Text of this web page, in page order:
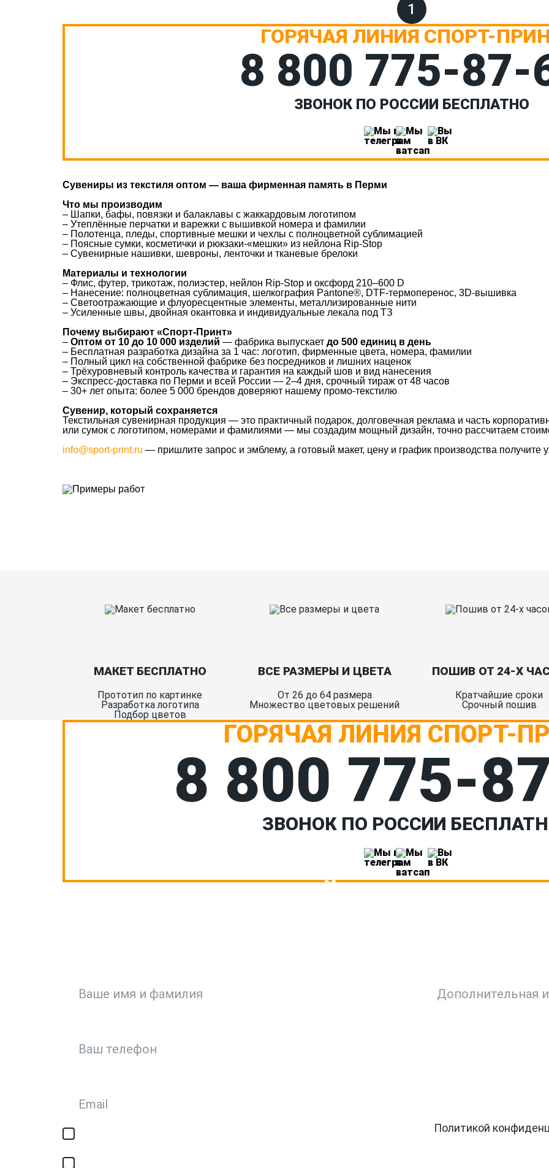
1
ГОРЯЧАЯ ЛИНИЯ СПОРТ-
8 800 775‑87-
ЗВОНОК ПО РОССИИ БЕСПЛАТНО
Сувениры из текстиля оптом — ваша фирменная память в Перми
Что мы производим
– Шапки, бафы, повязки и балаклавы с жаккардовым логотипом
– Утеплённые перчатки и варежки с вышивкой номера и фамилии
– Полотенца, пледы, спортивные мешки и чехлы с полноцветной сублимацией
– Поясные сумки, косметички и рюкзаки-«мешки» из нейлона Rip-Stop
– Сувенирные нашивки, шевроны, ленточки и тканевые брелоки
Материалы и технологии
– Флис, футер, трикотаж, полиэстер, нейлон Rip-Stop и оксфорд 210–600 D
– Нанесение: полноцветная сублимация, шелкография Pantone®, DTF-термоперенос, 3D-вышивка
– Светоотражающие и флуоресцентные элементы, металлизированные нити
– Усиленные швы, двойная окантовка и индивидуальные лекала под ТЗ
Почему выбирают «Спорт-Принт»
– Оптом от 10 до 10 000 изделий — фабрика выпускает до 500 единиц в день
– Бесплатная разработка дизайна за 1 час: логотип, фирменные цвета, номера, фамилии
– Полный цикл на собственной фабрике без посредников и лишних наценок
– Трёхуровневый контроль качества и гарантия на каждый шов и вид нанесения
– Экспресс-доставка по Перми и всей России — 2–4 дня, срочный тираж от 48 часов
– 30+ лет опыта: более 5 000 брендов доверяют нашему промо-текстилю
Сувенир, который сохраняется
Текстильная сувенирная продукция — это практичный подарок, долговечная реклама и часть
или сумок с логотипом, номерами и фамилиями — мы создадим мощный дизайн, точно рассчитаем
info@sport-print.ru — пришлите запрос и эмблему, а готовый макет, цену и график производства получите
МАКЕТ БЕСПЛАТНО
Прототип по картинке
Разработка логотипа
Подбор цветов
ВСЕ РАЗМЕРЫ И ЦВЕТА
От 26 до 64 размера
Множество цветовых решений
ПОШИВ ОТ 24-Х
Кратчайшие сроки
Срочный пошив
ГОРЯЧАЯ ЛИНИЯ СПОРТ-
8 800
ЗВОНОК ПО РОССИИ
Политикой